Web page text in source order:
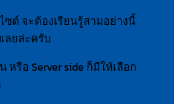
ซต์ จะต้องเรียนรู้สามอย่างนี้
ลยล่ะครับ
รือ Server side ก็มีให้เลือก